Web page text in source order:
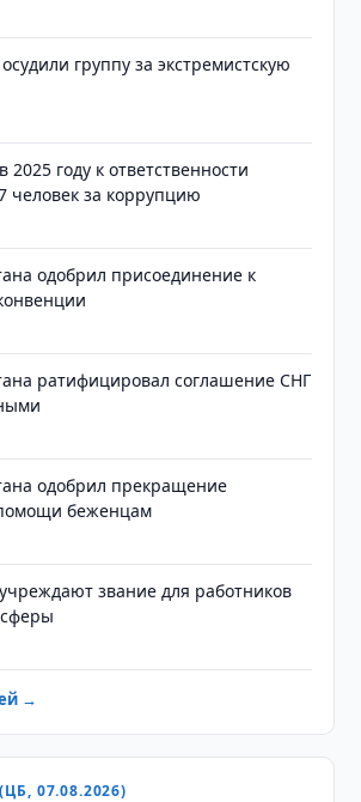
группу за экстремистскую
2025 году к ответственности
человек за коррупцию
одобрил присоединение к
ратифицировал соглашение СНГ
одобрил прекращение
беженцам
звание для работников
→
07.08.2026)